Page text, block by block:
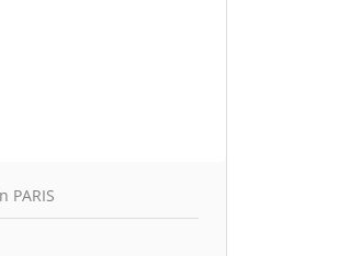
PARIS